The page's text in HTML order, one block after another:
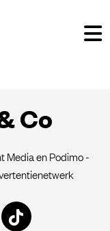
Co
Media en Podimo -